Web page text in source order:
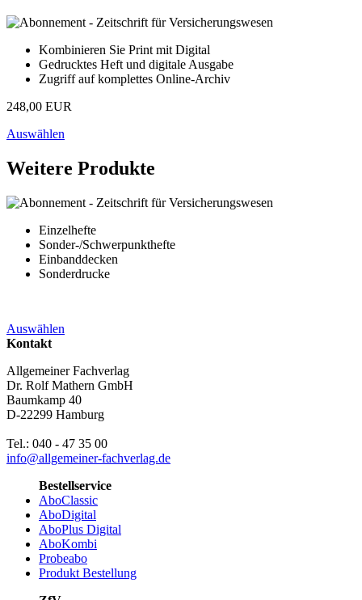
Kombinieren Sie Print mit Digital
Gedrucktes Heft und digitale Ausgabe
Zugriff auf komplettes Online-Archiv
248,00 EUR
Auswählen
Weitere Produkte
Einzelhefte
Sonder-/Schwerpunkthefte
Einbanddecken
Sonderdrucke
Auswählen
Kontakt
Allgemeiner Fachverlag
Dr. Rolf Mathern GmbH
Baumkamp 40
D-22299 Hamburg
Tel.: 040 - 47 35 00
info@allgemeiner-fachverlag.de
Bestellservice
AboClassic
AboDigital
AboPlus Digital
AboKombi
Probeabo
Produkt Bestellung